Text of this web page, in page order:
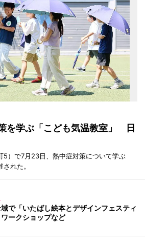
を学ぶ「こども気温教室」 日
5）で7月23日、熱中症対策について学ぶ
れた。
で「いたばし絵本とデザインフェスティ
ークショップなど